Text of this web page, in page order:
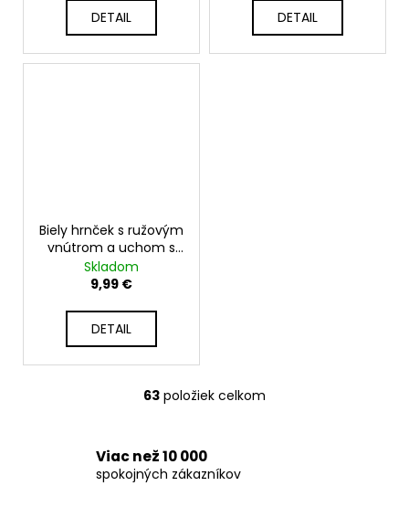
DETAIL DETAIL
Biely hrnček s ružovým
vnútrom a uchom s
vlastnou potlačou -
330 ml
Skladom
9,99 €
DETAIL
O
l
á
d
63 položiek celkom
Viac než 10 000
spokojných zákazníkov